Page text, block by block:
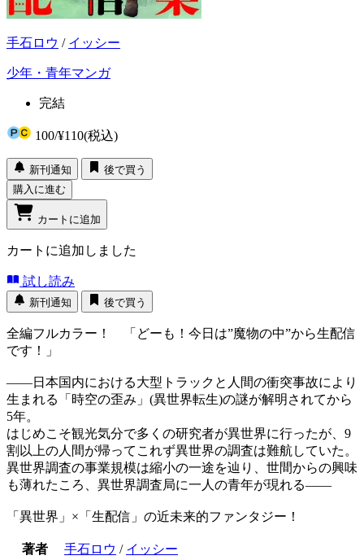
手石ロウ / イッシー
少年・青年マンガ
完結
100/¥110(税込)
新刊通知
後で買う
購入に進む
カートに追加
カートに追加しました
試し読み
新刊通知 後で買う
全編フルカラー！ 「どーも！今日は”魔物の中”から生配信
です！」
――日本国内における大型トラックと人間の衝突事故により
生まれる「時空の歪み」(異世界転生)の謎が解明されてから
5年。
はじめこそ観光気分で多くの研究者が異世界に行ったが、9
割以上の人間が帰ってこれず異世界の調査は難航していた。
異世界調査の事業規模は縮小の一途を辿り、世間からの興味
も薄れたころ、異世界調査局に一人の青年が現れる――
「異世界」×「生配信」の近未来的ファンタジー！
著者 手石ロウ / イッシー